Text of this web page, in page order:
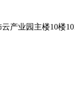
产业园主楼10楼